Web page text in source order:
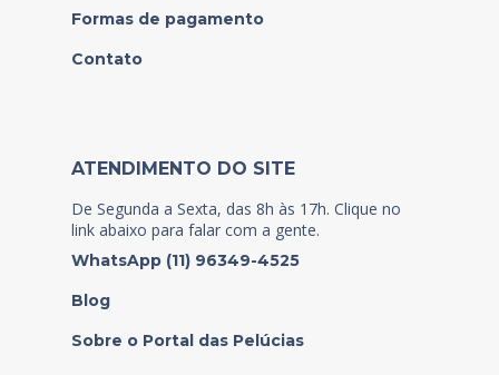
Formas de pagamento
Contato
ATENDIMENTO DO SITE
De Segunda a Sexta, das 8h às 17h. Clique no
link abaixo para falar com a gente.
WhatsApp (11) 96349-4525
Blog
Sobre o Portal das Pelúcias